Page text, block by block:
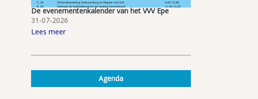
De evenementenkalender van het VVV Epe
31-07-2026
Lees meer
Agenda